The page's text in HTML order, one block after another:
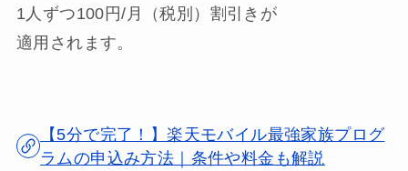
1人ずつ100円/月（税別）割引きが
適用されます。
【5分で完了！】楽天モバイル最強家族プログ
ラムの申込み方法｜条件や料金も解説